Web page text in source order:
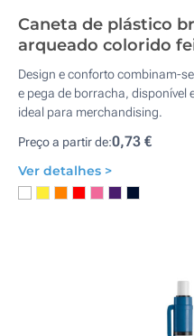
Caneta de plástico
arqueado colorido
Design e conforto combinam-
e pega de borracha, disponível
ideal para merchandising.
Preço a partir de:0,73 €
Ver detalhes >